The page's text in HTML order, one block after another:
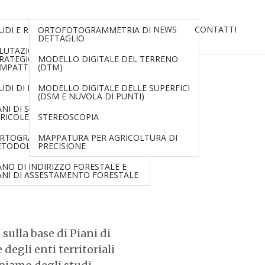
FORESTALI
E
E RELAZIONI PAESAGGISTICHE
AMBIENTALE
E VALUTAZIONE
AMBIENTALE
DI INCIDENZA
DI SVILUPPO DELLE AZIENDE
TEMATICHE CON
GIS
DI INDIRIZZO FORESTALE E
DI ASSESTAMENTO FORESTALE
RILIEVI AEREI CON DRONI
ORTOFOTOGRAMMETRIA DI
DETTAGLIO
MODELLO DIGITALE DEL TERRENO
(DTM)
MODELLO DIGITALE DELLE SUPERFICI
(DSM E NUVOLA DI PUNTI)
STEREOSCOPIA
MAPPATURA PER AGRICOLTURA DI
PRECISIONE
NEWS CONTATTI
base di Piani di
degli enti territoriali